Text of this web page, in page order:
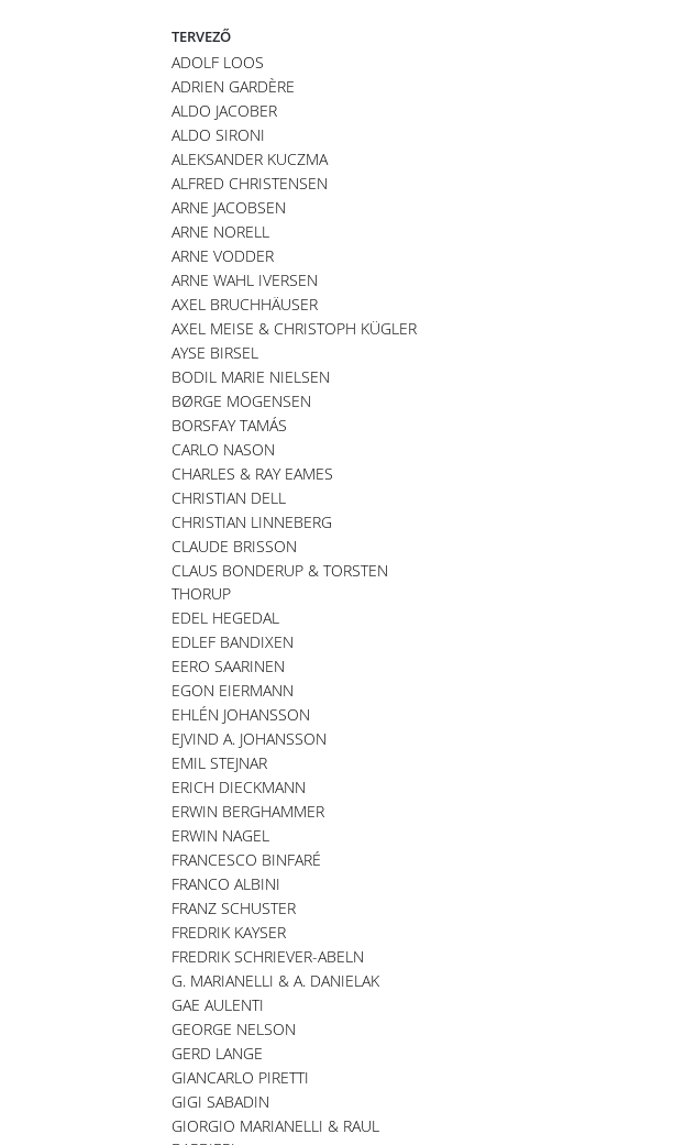
TERVEZŐ
ADOLF LOOS
ADRIEN GARDÈRE
ALDO JACOBER
ALDO SIRONI
ALEKSANDER KUCZMA
ALFRED CHRISTENSEN
ARNE JACOBSEN
ARNE NORELL
ARNE VODDER
ARNE WAHL IVERSEN
AXEL BRUCHHÄUSER
AXEL MEISE & CHRISTOPH KÜGLER
AYSE BIRSEL
BODIL MARIE NIELSEN
BØRGE MOGENSEN
BORSFAY TAMÁS
CARLO NASON
CHARLES & RAY EAMES
CHRISTIAN DELL
CHRISTIAN LINNEBERG
CLAUDE BRISSON
CLAUS BONDERUP & TORSTEN
THORUP
EDEL HEGEDAL
EDLEF BANDIXEN
EERO SAARINEN
EGON EIERMANN
EHLÉN JOHANSSON
EJVIND A. JOHANSSON
EMIL STEJNAR
ERICH DIECKMANN
ERWIN BERGHAMMER
ERWIN NAGEL
FRANCESCO BINFARÉ
FRANCO ALBINI
FRANZ SCHUSTER
FREDRIK KAYSER
FREDRIK SCHRIEVER-ABELN
G. MARIANELLI & A. DANIELAK
GAE AULENTI
GEORGE NELSON
GERD LANGE
GIANCARLO PIRETTI
GIGI SABADIN
GIORGIO MARIANELLI & RAUL